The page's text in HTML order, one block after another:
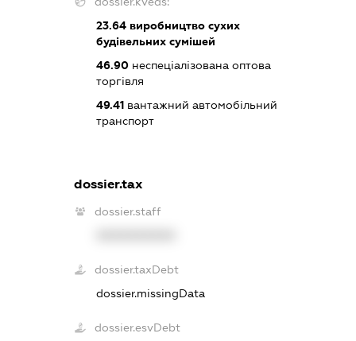
23.64виробництво сухих
будівельних сумішей
46.90неспеціалізована оптова
торгівля
49.41вантажний автомобільний
транспорт
dossier.tax
dossier.staff
dossier.taxDebt
dossier.missingData
dossier.esvDebt